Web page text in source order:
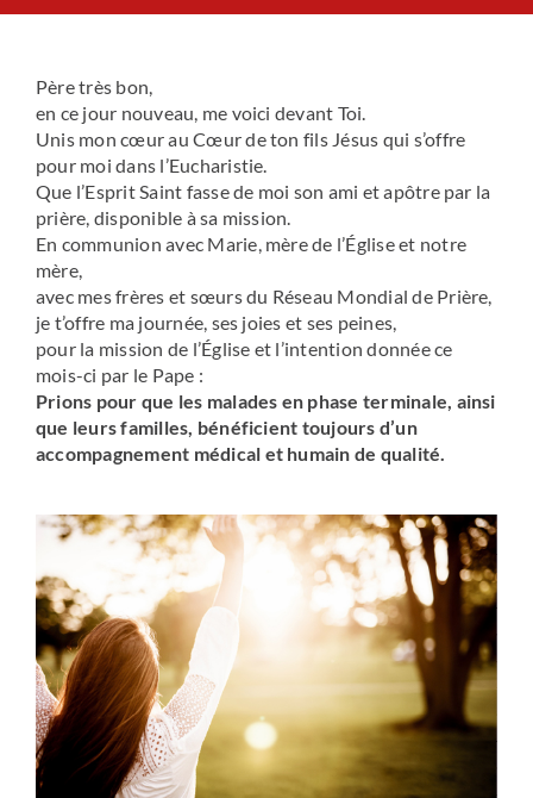
Prière universelle
News
Qui sommes-nous ?
Contact
Père très bon,
en ce jour nouveau, me voici devant Toi.
Unis mon cœur au Cœur de ton fils Jésus qui s’offre
pour moi dans l’Eucharistie.
Que l’Esprit Saint fasse de moi son ami et apôtre par la
prière, disponible à sa mission.
En communion avec Marie, mère de l’Église et notre
mère,
avec mes frères et sœurs du Réseau Mondial de Prière,
je t’offre ma journée, ses joies et ses peines,
pour la mission de l’Église et l’intention donnée ce
mois-ci par le Pape :
Prions pour que les malades en phase terminale, ainsi
que leurs familles, bénéficient toujours d’un
accompagnement médical et humain de qualité.